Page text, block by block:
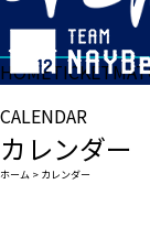
HOMETICKET
CALENDAR
カレンダー
ホーム > カレンダー